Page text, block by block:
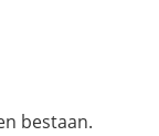
bestaan.